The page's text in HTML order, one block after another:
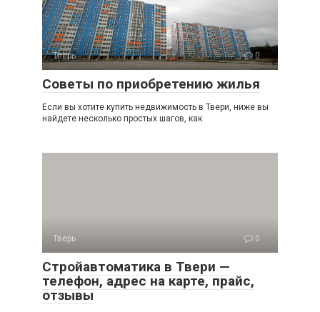
Тверь 0
Советы по приобретению жилья
Если вы хотите купить недвижимость в Твери, ниже вы
найдете несколько простых шагов, как
Тверь 0
Стройавтоматика в Твери —
телефон, адрес на карте, прайс,
отзывы